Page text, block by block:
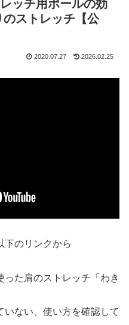
ッチ用ポールの効
ストレッチ【公
2020.07.27 2026.02.25
下のリンクから
た肩のストレッチ「わき
いない、使い方を確認して